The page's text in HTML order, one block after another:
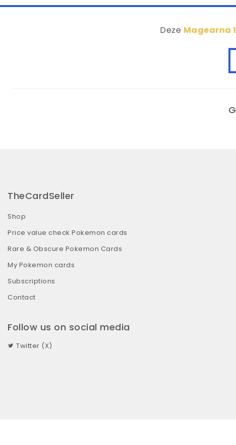
Deze Magearna
TheCardSeller
Shop
Price value check Pokemon cards
Rare & Obscure Pokemon Cards
My Pokemon cards
Subscriptions
Contact
Follow us on social media
Twitter (X)